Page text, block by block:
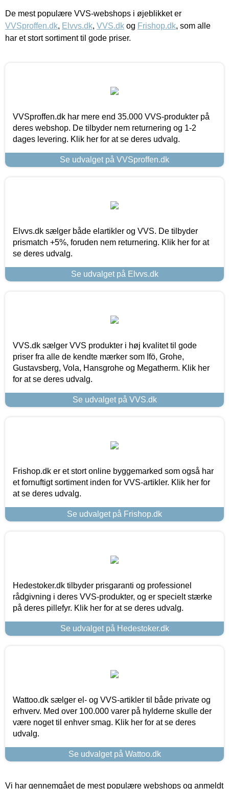
De mest populære VVS-webshops i øjeblikket er
VVSproffen.dk, Elvvs.dk, VVS.dk og Frishop.dk, som alle
har et stort sortiment til gode priser.
VVSproffen.dk har mere end 35.000 VVS-produkter på
deres webshop. De tilbyder nem returnering og 1-2
dages levering. Klik her for at se deres udvalg.
Se udvalget på VVSproffen.dk
Elvvs.dk sælger både elartikler og VVS. De tilbyder
prismatch +5%, foruden nem returnering. Klik her for at
se deres udvalg.
Se udvalget på Elvvs.dk
VVS.dk sælger VVS produkter i høj kvalitet til gode
priser fra alle de kendte mærker som Ifö, Grohe,
Gustavsberg, Vola, Hansgrohe og Megatherm. Klik her
for at se deres udvalg.
Se udvalget på VVS.dk
Frishop.dk er et stort online byggemarked som også har
et fornuftigt sortiment inden for VVS-artikler. Klik her for
at se deres udvalg.
Se udvalget på Frishop.dk
Hedestoker.dk tilbyder prisgaranti og professionel
rådgivning i deres VVS-produkter, og er specielt stærke
på deres pillefyr. Klik her for at se deres udvalg.
Se udvalget på Hedestoker.dk
Wattoo.dk sælger el- og VVS-artikler til både private og
erhverv. Med over 100.000 varer på hylderne skulle der
være noget til enhver smag. Klik her for at se deres
udvalg.
Se udvalget på Wattoo.dk
Vi har gennemgået de mest populære webshops og anmeldt